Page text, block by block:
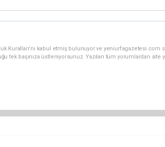
Kuralları’nı kabul etmiş bulunuyor ve yeniurfagazetesi.com
tek başınıza üstleniyorsunuz. Yazılan tüm yorumlardan